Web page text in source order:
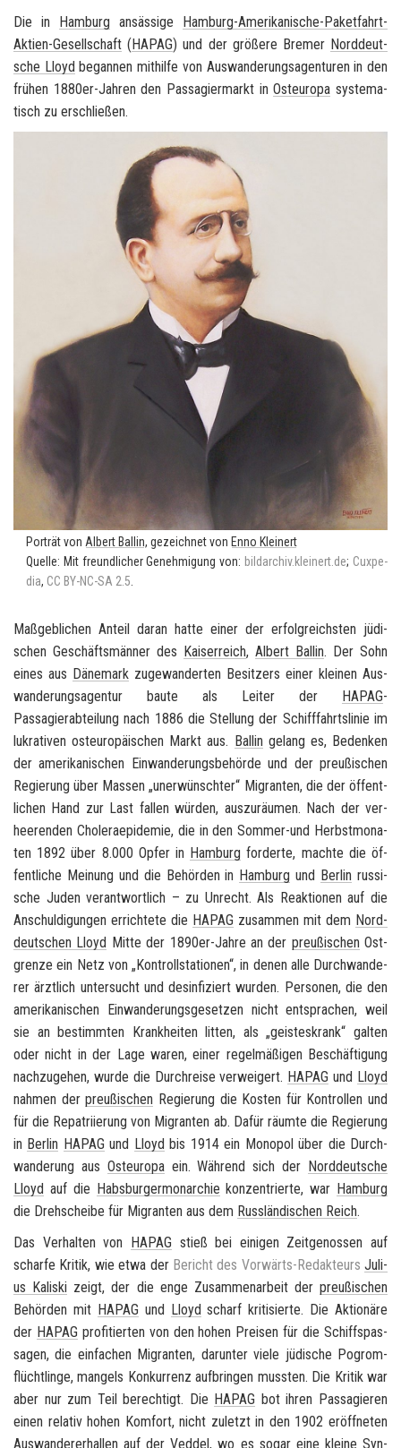
Die in Ham­burg an­säs­si­ge Hamburg-​Amerikanische-Paketfahrt-
Aktien-Gesellschaft (HAPAG) und der grö­ße­re Bre­mer Nord­deut­
sche Lloyd be­gan­nen mit­hil­fe von Aus­wan­de­rungs­agen­tu­ren in den
frü­hen 1880er-​Jahren den Pas­sa­gier­markt inOst­eu­ro­pa sys­te­ma­
tisch zu er­schlie­ßen.
Por­trät von Al­bert Bal­lin, ge­zeich­net von Enno Klei­nert
Quel­le: Mit freund­li­cher Ge­neh­mi­gung von: bild­ar­chiv.klei­nert.de; Cux­pe­
dia, CC BY-​NC-SA 2.5
Maß­geb­li­chen An­teil daran hatte einer der er­folg­reichs­ten jü­di­
schen Ge­schäfts­män­ner des Kai­ser­reich, Al­bert Bal­lin. Der Sohn
eines aus Dä­ne­mark zu­ge­wan­der­ten Be­sit­zers einer klei­nen Aus­
wan­de­rungs­agen­tur baute als Lei­ter der HAPAG-​
Passagierabteilung nach 1886 die Stel­lung der Schiff­fahrts­li­nie im
lu­kra­ti­ven ost­eu­ro­päi­schen Markt aus. Bal­lin ge­lang es, Be­den­ken
der ame­ri­ka­ni­schen Ein­wan­de­rungs­be­hör­de und der preu­ßi­schen
Re­gie­rung über Mas­sen „un­er­wünsch­ter“ Mi­gran­ten, die der öf­fent­
li­chen Hand zur Last fal­len wür­den, aus­zu­räu­men. Nach der ver­
hee­ren­den Cho­le­ra­epi­de­mie, die in den Sommer-​ und Herbst­mo­na­
ten 1892 über 8.000 Opfer in Ham­burg for­der­te, mach­te die öf­
fent­li­che Mei­nung und die Be­hör­den in Ham­burg und Ber­lin rus­si­
sche Juden ver­ant­wort­lich – zu Un­recht. Als Re­ak­tio­nen auf die
An­schul­di­gun­gen er­rich­te­te die HAPAG zu­sam­men mit dem Nord­
deut­schen Lloyd Mitte der 1890er-​Jahre an der preu­ßi­schen Ost­
gren­ze ein Netz von „Kon­troll­sta­tio­nen“, in denen alle Durch­wan­de­
rer ärzt­lich un­ter­sucht und des­in­fi­ziert wur­den. Per­so­nen, die den
ame­ri­ka­ni­schen Ein­wan­de­rungs­ge­set­zen nicht ent­spra­chen, weil
sie an be­stimm­ten Krank­hei­ten lit­ten, als „geis­tes­krank“ gal­ten
oder nicht in der Lage waren, einer re­gel­mä­ßi­gen Be­schäf­ti­gung
nach­zu­ge­hen, wurde die Durch­rei­se ver­wei­gert. HAPAG und Lloyd
nah­men derpreu­ßi­schen Re­gie­rung die Kos­ten für Kon­trol­len und
für die Re­pa­tri­ie­rung von Mi­gran­ten ab. Dafür räum­te die Re­gie­rung
in Ber­lin HAPAG und Lloyd bis 1914 ein Mo­no­pol über die Durch­
wan­de­rung aus Ost­eu­ro­paein. Wäh­rend sich der Nord­deut­sche
Lloyd auf die Habs­bur­ger­mon­ar­chie kon­zen­trier­te, war Ham­burg
die Dreh­schei­be für Mi­gran­ten aus dem Russ­län­di­schen Reich.
Das Ver­hal­ten von HAPAG stieß bei ei­ni­gen Zeit­ge­nos­sen auf
schar­fe Kri­tik, wie etwa der Be­richt des Vorwärts-​Redakteurs Ju­li­
us Ka­li­ski zeigt, der die enge Zu­sam­men­ar­beit der preu­ßi­schen
Be­hör­den mit HAPAG und Lloyd scharf kri­ti­sier­te. Die Ak­tio­nä­re
der HAPAG pro­fi­tier­ten von den hohen Prei­sen für die Schiffs­pas­
sa­gen, die ein­fa­chen Mi­gran­ten, dar­un­ter viele jü­di­sche Po­grom­
flücht­lin­ge, man­gels Kon­kur­renz auf­brin­gen muss­ten. Die Kri­tik war
aber nur zum Teil be­rech­tigt. Die HAPAG bot ihren Pas­sa­gie­ren
einen re­la­tiv hohen Kom­fort, nicht zu­letzt in den 1902 er­öff­ne­ten
Aus­wan­derer­hal­len auf der Ved­del, wo es sogar eine klei­ne Syn­